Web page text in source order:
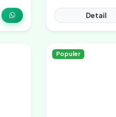
Detail
Populer